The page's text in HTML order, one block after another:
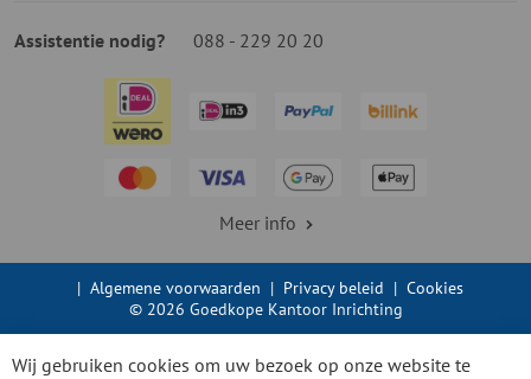
Assistentie nodig? 088 - 229 20 20
Meer info
| Algemene voorwaarden | Privacy beleid | Cookies
© 2026 Goedkope Kantoor Inrichting
Wij gebruiken cookies om uw bezoek op onze website te